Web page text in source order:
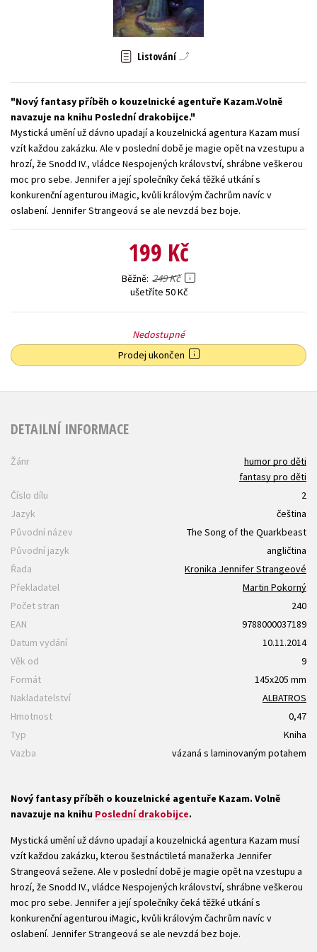
Zahraniční literatura
Všechny tituly
Listování
Nový fantasy příběh o kouzelnické agentuře Kazam.Volně
navazuje na knihu Poslední drakobijce.
Mystická umění už dávno upadají a kouzelnická agentura Kazam musí
vzít každou zakázku. Ale v poslední době je magie opět na vzestupu a
hrozí, že Snodd IV., vládce Nespojených království, shrábne veškerou
moc pro sebe. Jennifer a její společníky čeká těžké utkání s
konkurenční agenturou iMagic, kvůli královým čachrům navíc v
oslabení. Jennifer Strangeová se ale nevzdá bez boje.
199 Kč
Běžně 249 Kč
ušetříte 50 Kč
Nedostupné
Prodej ukončen
DETAILNÍ INFORMACE
Žánr
humor pro děti
fantasy pro děti
Číslo dílu
2
Jazyk
čeština
Původní název
The Song of the Quarkbeast
Původní jazyk
angličtina
Řada
Kronika Jennifer Strangeové
Překladatel
Martin Pokorný
Počet stran
240
EAN
9788000037189
Datum vydání
10.11.2014
Věk od
9
Formát
145x205 mm
Nakladatelství
ALBATROS
Hmotnost
0,47
Typ
Kniha
Vazba
vázaná s laminovaným potahem
Nový fantasy příběh o kouzelnické agentuře Kazam. Volně
navazuje na knihu Poslední drakobijce.
Mystická umění už dávno upadají a kouzelnická agentura Kazam musí
vzít každou zakázku, kterou šestnáctiletá manažerka Jennifer
Strangeová sežene. Ale v poslední době je magie opět na vzestupu a
hrozí, že Snodd IV., vládce Nespojených království, shrábne veškerou
moc pro sebe. Jennifer a její společníky čeká těžké utkání s
konkurenční agenturou iMagic, kvůli královým čachrům navíc v
oslabení. Jennifer Strangeová se ale nevzdá bez boje.